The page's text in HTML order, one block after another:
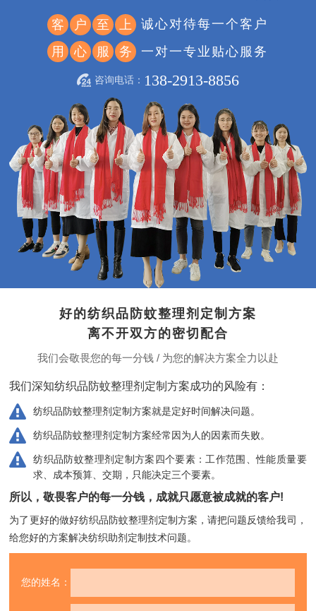
客 户 至 上
诚心对待每一个客户
用
心 服 务 一对一专业贴心服务
咨询电话： 138-2913-8856
好的纺织品防蚊整理剂定制方案
离不开双方的密切配合
我们会敬畏您的每一分钱 / 为您的解决方案全力以赴
我们深知纺织品防蚊整理剂定制方案成功的风险有：
纺织品防蚊整理剂定制方案就是定好时间解决问题。
纺织品防蚊整理剂定制方案经常因为人的因素而失败。
纺织品防蚊整理剂定制方案四个要素：工作范围、性能质量要
求、成本预算、交期，只能决定三个要素。
所以，敬畏客户的每一分钱，成就只愿意被成就的客户!
为了更好的做好纺织品防蚊整理剂定制方案，请把问题反馈给我司，
给您好的方案解决纺织助剂定制技术问题。
您的姓名：